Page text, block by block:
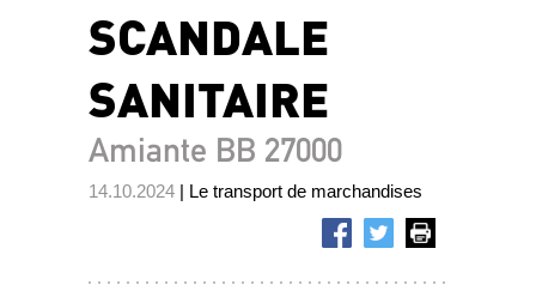
SCANDALE
SANITAIRE
Amiante BB 27000
14.10.2024 | Le transport de marchandises